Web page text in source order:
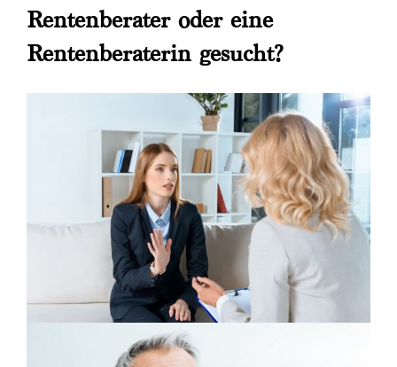
Rentenberater oder eine
Rentenberaterin gesucht?